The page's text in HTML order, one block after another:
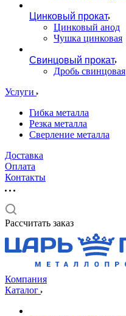
Цинковый прокат
Цинковый анод
Чушка цинковая
Свинцовый прокат
Дробь свинцовая
Услуги
Гибка металла
Резка металла
Сверление металла
Доставка
Оплата
Контакты
Рассчитать заказ
Компания
Каталог